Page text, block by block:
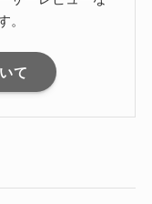
て